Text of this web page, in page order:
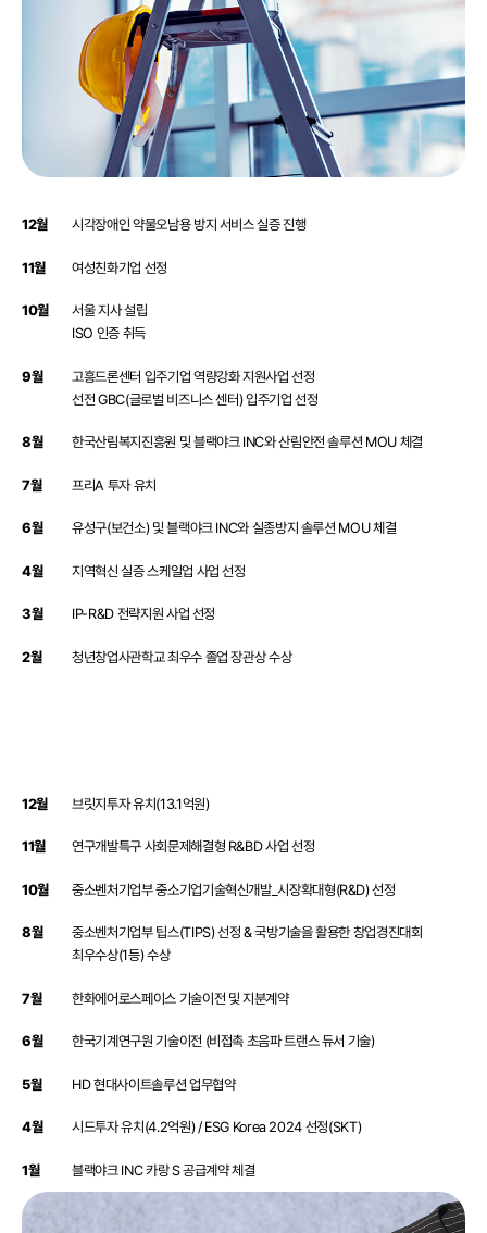
12월 시각장애인 약물오남용 방지 서비스 실증 진행
11월 여성친화기업 선정
10월
서울 지사 설립
ISO 인증 취득
9월
고흥드론센터 입주기업 역량강화 지원사업 선정
선전 GBC(글로벌 비즈니스 센터) 입주기업 선정
8월 한국산림복지진흥원 및 블랙야크 INC와 산림안전 솔루션 MOU 체결
7월 프리A 투자 유치
6월 유성구(보건소) 및 블랙야크 INC와 실종방지 솔루션 MOU 체결
4월 지역혁신 실증 스케일업 사업 선정
3월 IP-R&D 전략지원 사업 선정
2월 청년창업사관학교 최우수 졸업 장관상 수상
12월 브릿지투자 유치(13.1억원)
11월 연구개발특구 사회문제해결형 R&BD 사업 선정
10월 중소벤처기업부 중소기업기술혁신개발_시장확대형(R&D) 선정
8월
중소벤처기업부 팁스(TIPS) 선정 & 국방기술을 활용한 창업경진대회
최우수상(1등) 수상
7월 한화에어로스페이스 기술이전 및 지분계약
6월 한국기계연구원 기술이전 (비접촉 초음파 트랜스 듀서 기술)
5월 HD 현대사이트솔루션 업무협약
4월 시드투자 유치(4.2억원) / ESG Korea 2024 선정(SKT)
1월 블랙야크 INC 카랑 S 공급계약 체결